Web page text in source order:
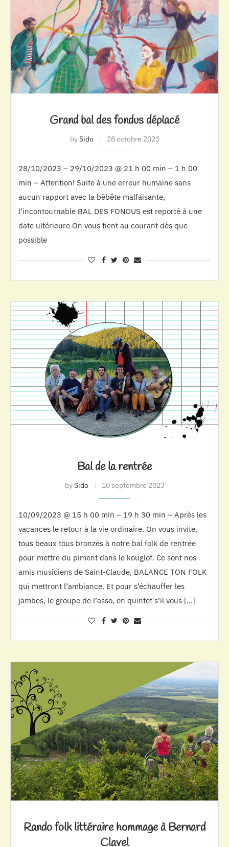
Grand bal des fondus déplacé
bySido 28 octobre 2023
28/10/2023 – 29/10/2023 @ 21 h 00 min – 1 h 00
min – Attention! Suite à une erreur humaine sans
aucun rapport avec la bêbête malfaisante,
l’incontournable BAL DES FONDUS est reporté à une
date ultérieure On vous tient au courant dès que
possible
Bal de la rentrée
bySido 10 septembre 2023
10/09/2023 @ 15 h 00 min – 19 h 30 min – Après les
vacances le retour à la vie ordinaire. On vous invite,
tous beaux tous bronzés à notre bal folk de rentrée
pour mettre du piment dans le kouglof. Ce sont nos
amis musiciens de Saint-Claude, BALANCE TON FOLK
qui mettront l’ambiance. Et pour s’échauffer les
jambes, le groupe de l’asso, en quintet s’il vous […]
Rando folk littéraire hommage à Bernard
Clavel